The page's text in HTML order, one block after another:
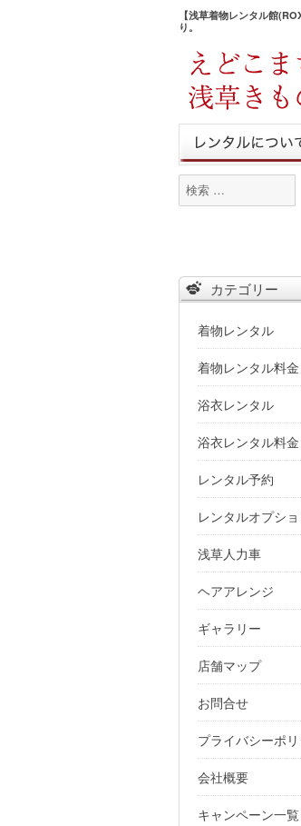
【浅草着物レンタル館
り。
きものレンタル
検
索
カテゴリー
着物レンタル
着物レンタル料金
浴衣レンタル
浴衣レンタル料金
レンタル予約
レンタルオプショ
浅草人力車
ヘアアレンジ
ギャラリー
店舗マップ
お問合せ
プライバシーポ
会社概要
キャンペーン一覧